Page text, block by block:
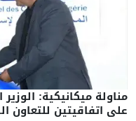
مناولة ميكانيكية:
على اتفاقيتين للتعاون